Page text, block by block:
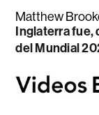
Matthew
Inglaterra fue,
del Mundial